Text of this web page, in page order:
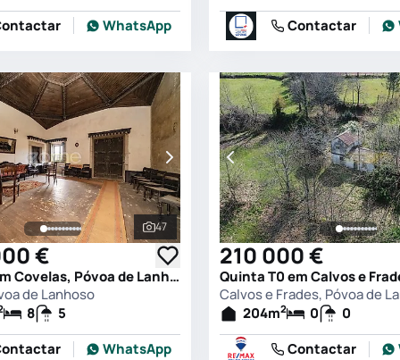
WhatsApp
Contactar
Ver todas as fotografias
47
€
Quinta T8 em Covelas, Póvoa de Lanhoso
de Lanhoso
8
5
WhatsApp
210 000 €
Calvos e Frades, Póvoa de
204m2 0
0
Contactar